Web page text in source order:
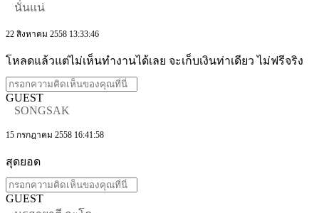
นั่นแน่
22 สิงหาคม 2558 13:33:46
โหลดแล้วแต่ไม่เห็นทำงานได้เลย จะเก็บเงินท่าเดียว ไม่ฟรีจริง
GUEST
SONGSAK
15 กรกฎาคม 2558 16:41:58
สุดยอด
GUEST